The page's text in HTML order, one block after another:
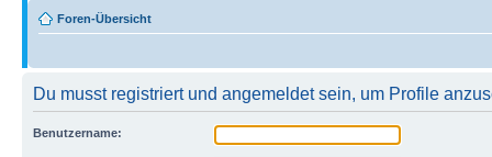
Foren-Übersicht
Du musst registriert und angemeldet sein, um Profile
Benutzername: